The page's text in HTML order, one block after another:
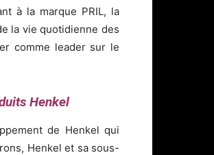
à la marque PRIL, la
la vie quotidienne des
comme leader sur le
Henkel
de Henkel qui
Henkel et sa sous-